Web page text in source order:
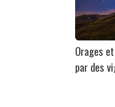
Orages
par des